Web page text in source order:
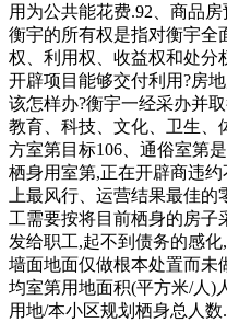
用为公共能花费.92、商品房
衡宇的所有权是指对衡宇全
权、利用权、收益权和处分
开辟项目能够交付利用?房
该怎样办?衡宇一经采办并
教育、科技、文化、卫生、
方室第目标106、通俗室第
栖身用室第,正在开辟商违
上最风行、运营结果最佳的
工需要按将目前栖身的房子
发给职工,起不到债务的感
墙面地面仅做根本处置而未
均室第用地面积(平方米/人)
用地/本小区规划栖身总人